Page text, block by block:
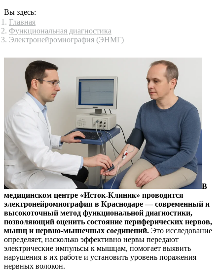
Вы здесь:
Главная
Функциональная диагностика
Электронейромиография (ЭНМГ)
В
медицинском центре «Исток-Клиник» проводится
электронейромиография в Краснодаре — современный и
высокоточный метод функциональной диагностики,
позволяющий оценить состояние периферических нервов,
мышц и нервно-мышечных соединений. Это исследование
определяет, насколько эффективно нервы передают
электрические импульсы к мышцам, помогает выявить
нарушения в их работе и установить уровень поражения
нервных волокон.